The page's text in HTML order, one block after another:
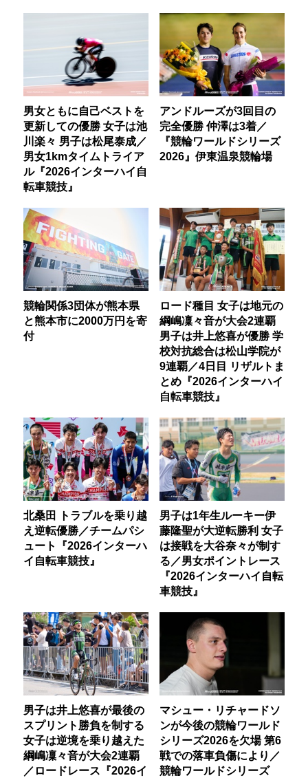
男女ともに自己ベストを
更新しての優勝 女子は池
川楽々 男子は松尾泰成／
男女1kmタイムトライア
ル『2026インターハイ自
転車競技』
アンドルーズが3回目の
完全優勝 仲澤は3着／
『競輪ワールドシリーズ
2026』伊東温泉競輪場
競輪関係3団体が熊本県
と熊本市に2000万円を寄
付
ロード種目 女子は地元の
綱嶋凜々音が大会2連覇
男子は井上悠喜が優勝 学
校対抗総合は松山学院が
9連覇／4日目 リザルトま
とめ『2026インターハイ
自転車競技』
北桑田 トラブルを乗り越
え逆転優勝／チームパシ
ュート『2026インターハ
イ自転車競技』
男子は1年生ルーキー伊
藤隆聖が大逆転勝利 女子
は接戦を大谷奈々が制す
る／男女ポイントレース
『2026インターハイ自転
車競技』
男子は井上悠喜が最後の
スプリント勝負を制する
女子は逆境を乗り越えた
綱嶋凜々音が大会2連覇
／ロードレース『2026イ
マシュー・リチャードソ
ンが今後の競輪ワールド
シリーズ2026を欠場 第6
戦での落車負傷により／
競輪ワールドシリーズ